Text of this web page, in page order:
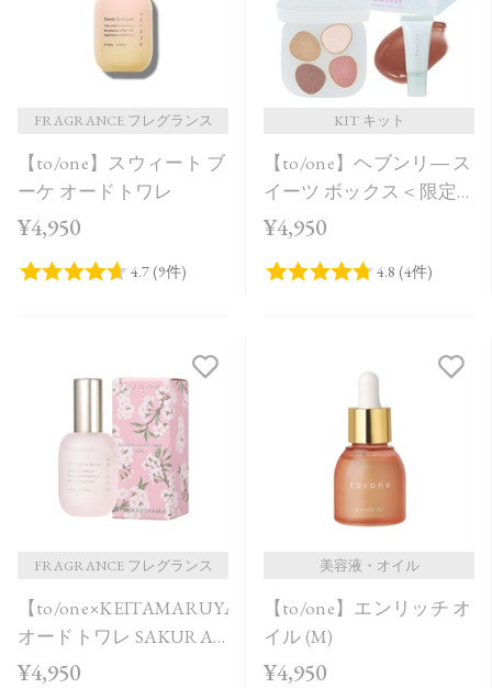
FRAGRANCE フレグランス
【to/one】スウィート ブ
ーケ オードトワレ
¥4,950
KIT キット
【to/one】ヘブンリ― ス
イーツ ボックス＜限定
品全3種＞＜Holiday
¥4,950
FRAGRANCE フレグランス
【to/one×KEITAMARUYAMA】
オードトワレ SAKURA
in Bloom＜限定品＞
¥4,950
美容液・オイル
【to/one】エンリッチ オ
イル (M)
¥4,950